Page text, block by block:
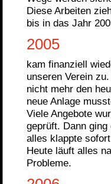
Diese Arbeiten
bis in das Jahr
2005
kam finanziell
unseren Verein
nicht mehr den
neue Anlage
Viele Angebote
geprüft. Dann
alles klappte
Heute läuft alles
Probleme.